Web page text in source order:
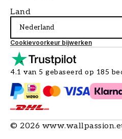
Land
Nederland
Cookievoorkeur bijwerken
4.1 van 5 gebaseerd op 185
© 2026